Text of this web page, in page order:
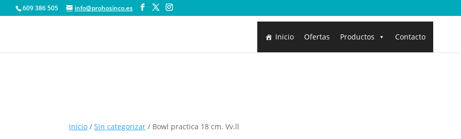
609 386 505 info@prohosinco.es
Inicio Ofertas Productos Contacto
Inicio /Sin categorizar / Bowl practica 18 cm. Vv.ll